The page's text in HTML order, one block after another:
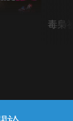
毒梟